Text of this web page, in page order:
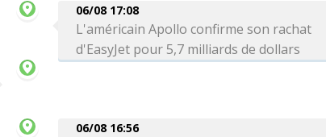
06/08 17:08
L'américain Apollo confirme son rachat
d'EasyJet pour 5,7 milliards de dollars
06/08 16:56